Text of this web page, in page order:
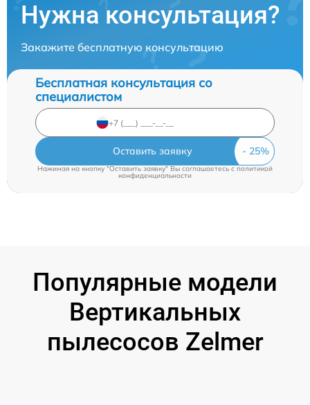
Нужна консультация?
Закажите бесплатную консультацию
Бесплатная консультация со
специалистом
Оставить заявку
Нажимая на кнопку "Оставить заявку" Вы соглашаетесь c политикой
конфиденциальности
Популярные модели
Вертикальных
пылесосов Zelmer